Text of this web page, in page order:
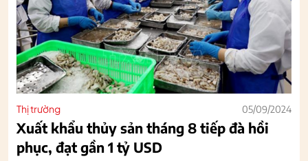
Thị trường 05/09/2024
Xuất khẩu thủy sản tháng 8 tiếp đà hồi
phục, đạt gần 1 tỷ USD